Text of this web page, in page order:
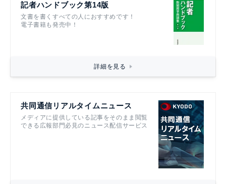
記者ハンドブック第14版
文書を書くすべての人におすすめです！
電子書籍も発売中！
詳細を見る
共同通信リアルタイムニュース
メディアに提供している記事をそのまま閲覧
できる広報部門必見のニュース配信サービス